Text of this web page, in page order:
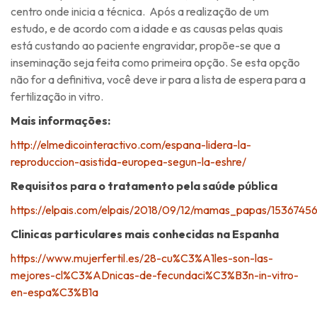
centro onde inicia a técnica. Após a realização de um
estudo, e de acordo com a idade e as causas pelas quais
está custando ao paciente engravidar, propõe-se que a
inseminação seja feita como primeira opção. Se esta opção
não for a definitiva, você deve ir para a lista de espera para a
fertilização in vitro.
Mais informações:
http://elmedicointeractivo.com/espana-lidera-la-
reproduccion-asistida-europea-segun-la-eshre/
Requisitos para o tratamento pela saúde pública
https://elpais.com/elpais/2018/09/12/mamas_papas/
Clinicas particulares mais conhecidas na Espanha
https://www.mujerfertil.es/28-cu%C3%A1les-son-las-
mejores-cl%C3%ADnicas-de-fecundaci%C3%B3n-in-vitro-
en-espa%C3%B1a